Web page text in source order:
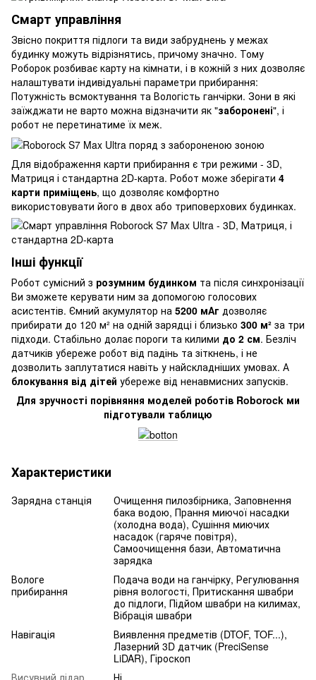
Смарт управління
Звісно покриття підлоги та види забруднень у межах
будинку можуть відрізнятись, причому значно. Тому
Роборок розбиває карту на кімнати, і в кожній з них дозволяє
налаштувати індивідуальні параметри прибирання:
Потужність всмоктування та Вологість ганчірки. Зони в які
заїжджати не варто можна відзначити як "заборонені", і
робот не перетинатиме їх меж.
Для відображення карти прибирання є три режими - 3D,
Матриця і стандартна 2D-карта. Робот може зберігати 4
карти приміщень, що дозволяє комфортно
використовувати його в двох або триповерхових будинках.
Інші функції
Робот сумісний з розумним будинком та після синхронізації
Ви зможете керувати ним за допомогою голосових
асистентів. Ємний акумулятор на 5200 мАг дозволяє
прибирати до 120 м² на одній зарядці і близько 300 м² за три
підходи. Стабільно долає пороги та килими до 2 см. Безліч
датчиків убереже робот від падінь та зіткнень, і не
дозволить заплутатися навіть у найскладніших умовах. А
блокування від дітей убереже від ненавмисних запусків.
Для зручності порівняння моделей роботів Roborock ми
підготували таблицю
Характеристики
Зарядна станція
Очищення пилозбірника, Заповнення
бака водою, Прання миючої насадки
(холодна вода), Сушіння миючих
насадок (гаряче повітря),
Самоочищення бази, Автоматична
зарядка
Вологе
прибирання
Подача води на ганчірку, Регулювання
рівня вологості, Притискання швабри
до підлоги, Підйом швабри на килимах,
Вібрація швабри
Навігація
Виявлення предметів (DTOF, TOF...),
Лазерний 3D датчик (PreciSense
LiDAR), Гіроскоп